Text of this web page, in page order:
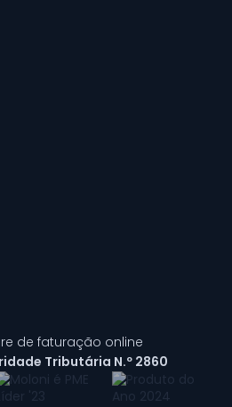
de faturação online
Tributária N.º 2860